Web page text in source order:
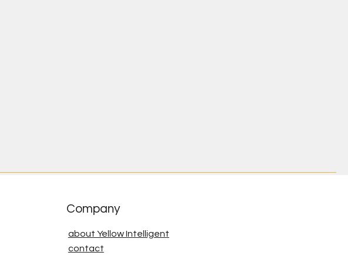
Company
about Yellow Intelligent
contact